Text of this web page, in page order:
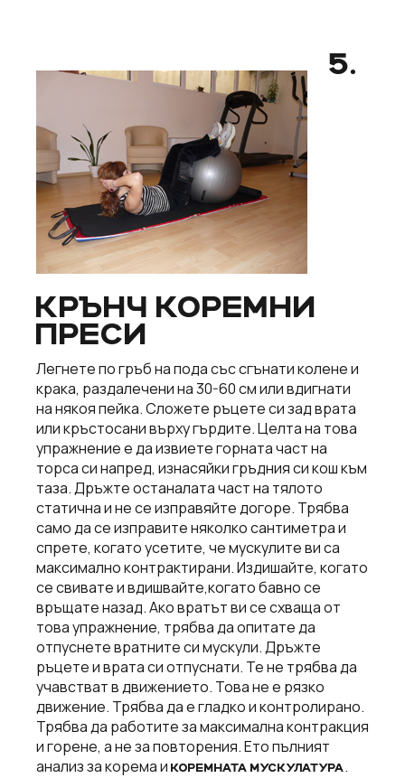
5.
КРЪНЧ КОРЕМНИ
ПРЕСИ
Легнете по гръб на пода със сгънати колене и
крака, раздалечени на 30-60 см или вдигнати
на някоя пейка. Сложете ръцете си зад врата
или кръстосани върху гърдите. Целта на това
упражнение е да извиете горната част на
торса си напред, изнасяйки гръдния си кош към
таза. Дръжте останалата част на тялото
статична и не се изправяйте догоре. Трябва
само да се изправите няколко сантиметра и
спрете, когато усетите, че мускулите ви са
максимално контрактирани. Издишайте, когато
се свивате и вдишвайте,когато бавно се
връщате назад. Ако вратът ви се схваща от
това упражнение, трябва да опитате да
отпуснете вратните си мускули. Дръжте
ръцете и врата си отпуснати. Те не трябва да
учавстват в движението. Това не е рязко
движение. Трябва да е гладко и контролирано.
Трябва да работите за максимална контракция
и горене, а не за повторения. Ето пълният
анализ за корема и КОРЕМНАТА МУСКУЛАТУРА.